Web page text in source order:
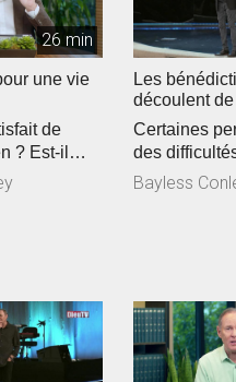
26 min
une vie
de
? Est-il
?
Les
découlent
(1)
Certaines
des
généreux et
Bayless